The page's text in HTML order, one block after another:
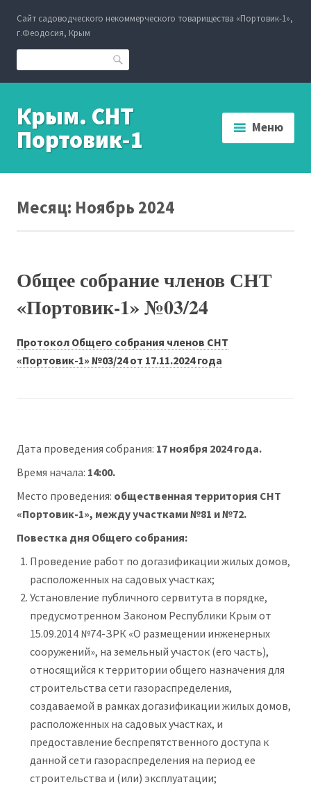
содержанию
Сайт садоводческого некоммерческого товарищества «Портовик-1»,
г.Феодосия, Крым
Поиск
Крым. СНТ
Портовик-1
Меню
Месяц: Ноябрь 2024
Общее собрание членов СНТ
«Портовик-1» №03/24
Протокол Общего собрания членов СНТ
«Портовик-1» №03/24 от 17.11.2024 года
Дата проведения собрания: 17 ноября 2024 года.
Время начала: 14:00.
Место проведения: общественная территория СНТ
«Портовик-1», между участками №81 и №72.
Повестка дня Общего собрания:
Проведение работ по догазификации жилых домов,
расположенных на садовых участках;
Установление публичного сервитута в порядке,
предусмотренном Законом Республики Крым от
15.09.2014 №74-ЗРК «О размещении инженерных
сооружений», на земельный участок (его часть),
относящийся к территории общего назначения для
строительства сети газораспределения,
создаваемой в рамках догазификации жилых домов,
расположенных на садовых участках, и
предоставление беспрепятственного доступа к
данной сети газораспределения на период ее
строительства и (или) эксплуатации;